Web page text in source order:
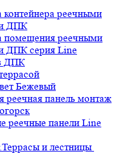
реечными
ДПК
помещения реечными
ДПК серия Line
ДПК
Бежевый
реечная панель монтаж
реечные панели Line
и лестницы